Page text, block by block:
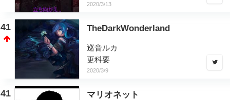
2020/3/13
41 TheDarkWonderland
巡音ルカ
更科要
2020/3/9
41 マリオネット